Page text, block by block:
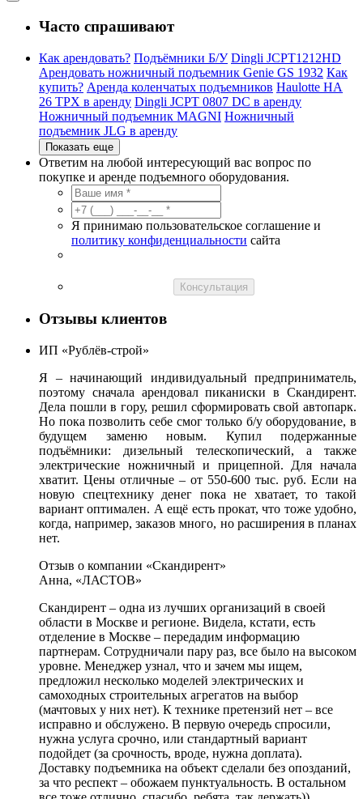
Часто спрашивают
Как арендовать? Подъёмники Б/У Dingli JCPT1212HD
Арендовать ножничный подъемник Genie GS 1932 Как
купить? Аренда коленчатых подъемников Haulotte HA
26 TPX в аренду Dingli JCPT 0807 DC в аренду
Ножничный подъемник MAGNI Ножничный
подъемник JLG в аренду
Показать еще
Ответим на любой интересующий вас вопрос по
покупке и аренде подъемного оборудования.
Я принимаю пользовательское соглашение и
политику конфиденциальности сайта
Консультация
Отзывы клиентов
ИП «Рублёв-строй»
Я – начинающий индивидуальный предприниматель,
поэтому сначала арендовал пиканиски в Скандирент.
Дела пошли в гору, решил сформировать свой автопарк.
Но пока позволить себе смог только б/у оборудование, в
будущем заменю новым. Купил подержанные
подъёмники: дизельный телескопический, а также
электрические ножничный и прицепной. Для начала
хватит. Цены отличные – от 550-600 тыс. руб. Если на
новую спецтехнику денег пока не хватает, то такой
вариант оптимален. А ещё есть прокат, что тоже удобно,
когда, например, заказов много, но расширения в планах
нет.
Отзыв о компании «Скандирент»
Анна, «ЛАСТОВ»
Скандирент – одна из лучших организаций в своей
области в Москве и регионе. Видела, кстати, есть
отделение в Москве – передадим информацию
партнерам. Сотрудничали пару раз, все было на высоком
уровне. Менеджер узнал, что и зачем мы ищем,
предложил несколько моделей электрических и
самоходных строительных агрегатов на выбор
(мачтовых у них нет). К технике претензий нет – все
исправно и обслужено. В первую очередь спросили,
нужна услуга срочно, или стандартный вариант
подойдет (за срочность, вроде, нужна доплата).
Доставку подъемника на объект сделали без опозданий,
за что респект – обожаем пунктуальность. В остальном